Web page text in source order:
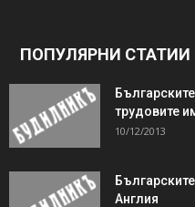
ПОПУЛЯРНИ СТАТИИ
трудовите
10/12/2013
Англия